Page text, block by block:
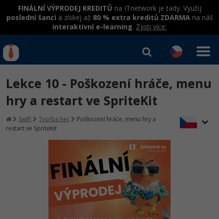
FINÁLNÍ VÝPRODEJ KREDITŮ na ITnetwork je tady. Využij
poslední šanci a získej až 80 % extra kreditů ZDARMAna náš
interaktivní e-learning. Zjisti více:
hrazené úřadem práce
Workshopy zdarma
Umělá inteligence v praxi
Datová analýza v praxi
Základy programování
Objektové programování - OOP
Školení dle technologií
C# .NET
Kurzy IT profesí
Junior programátor
Programátor WWW aplikací
Senior programátor
Front-end developer
Kurzy programování
Java -80%
C#.NET -80%
Přihlásit se | Registrovat
Lekce 10 - Poškození hráče, menu
hry a restart ve SpriteKit
Swift Tvorba her
Poškození hráče, menu hry a
restart ve SpriteKit